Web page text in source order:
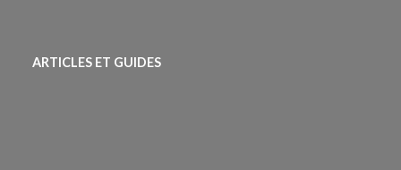
ARTICLES ET GUIDES